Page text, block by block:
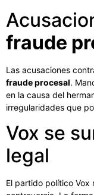
fraude
Las acusaciones
fraude procesal.
en la causa del
irregularidades que
Vox se
legal
El partido político Vox